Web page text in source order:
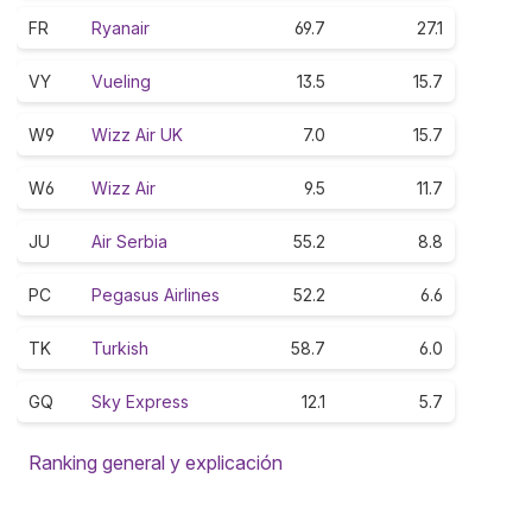
FR Ryanair 69.7 27.1
VY Vueling 13.5 15.7
W9 Wizz Air UK 7.0 15.7
W6 Wizz Air 9.5 11.7
JU Air Serbia 55.2 8.8
PC Pegasus Airlines 52.2 6.6
TK Turkish 58.7 6.0
GQ Sky Express 12.1 5.7
Ranking general y explicación